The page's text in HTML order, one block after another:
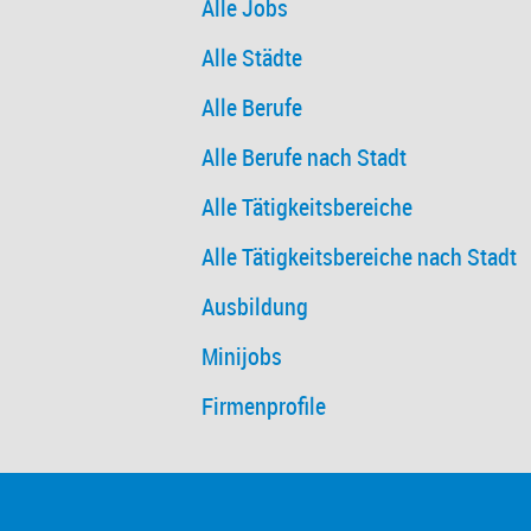
Alle Jobs
Alle Städte
Alle Berufe
Alle Berufe nach Stadt
Alle Tätigkeitsbereiche
Alle Tätigkeitsbereiche nach Stadt
Ausbildung
Minijobs
Firmenprofile